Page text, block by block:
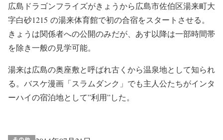
広島ドラゴンフライズがきょうから広島市佐伯区湯来町大
字白砂1215 の湯来体育館で初の合宿をスタートさせる。
きょうは関係者への公開のみだが、あす以降は一部時間帯
を除き一般の見学可能。
湯来は広島の奥座敷と呼ばれ古くから温泉地として知られ
る。バスケ漫画「スラムダンク」でも主人公たちがインタ
ーハイの宿泊地として”利用”した。